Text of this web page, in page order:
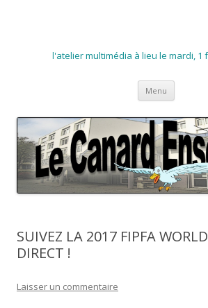
l'atelier multimédia à lieu le mardi, 1
Menu Aller
contenu
SUIVEZ LA 2017 FIPFA
DIRECT !
Laisser un commentaire